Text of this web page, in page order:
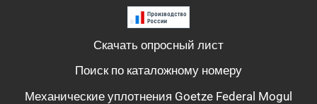
Скачать опросный лист
Поиск по каталожному номеру
Механические уплотнения Goetze Federal Mogul